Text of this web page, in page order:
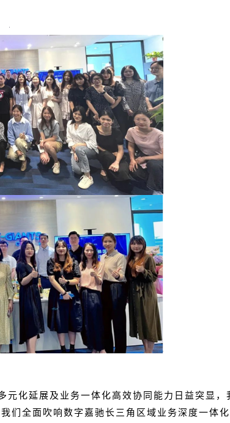
元化延展及业务一体化高效协同能力日益突显
们全面吹响数字嘉驰长三角区域业务深度一体